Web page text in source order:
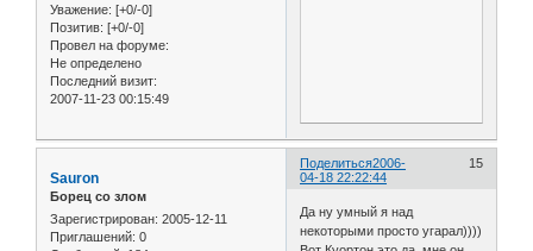
Уважение: [+0/-0]
Позитив: [+0/-0]
Провел на форуме:
Не определено
Последний визит:
2007-11-23 00:15:49
Поделиться 15
2006-
04-18 22:22:44
Sauron
Борец со злом
Зарегистрирован: 2005-12-11
Приглашений: 0
Да ну умный я над
некоторыми просто угарал))))